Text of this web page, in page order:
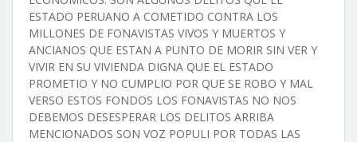
ESTADO PERUANO A COMETIDO CONTRA LOS
MILLONES DE FONAVISTAS VIVOS Y MUERTOS Y
ANCIANOS QUE ESTAN A PUNTO DE MORIR SIN VER Y
VIVIR EN SU VIVIENDA DIGNA QUE EL ESTADO
PROMETIO Y NO CUMPLIO POR QUE SE ROBO Y MAL
VERSO ESTOS FONDOS LOS FONAVISTAS NO NOS
DEBEMOS DESESPERAR LOS DELITOS ARRIBA
MENCIONADOS SON VOZ POPULI POR TODAS LAS